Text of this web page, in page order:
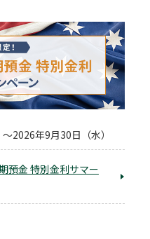
2026年9月30日（水）
預金 特別金利サマー